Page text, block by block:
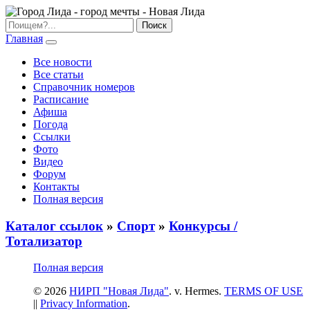
Главная
Все новости
Все статьи
Справочник номеров
Расписание
Афиша
Погода
Ссылки
Фото
Видео
Форум
Контакты
Полная версия
Каталог ссылок » Спорт» Конкурсы /
Тотализатор
Полная версия
© 2026 НИРП "Новая Лида". v. Hermes. TERMS OF USE
|| Privacy Information.